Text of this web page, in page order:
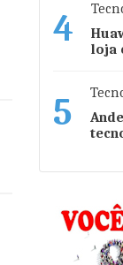
4
loja
5